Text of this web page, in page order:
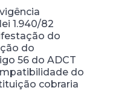
1.940/82
do
do
56 do ADCT
do
cobraria